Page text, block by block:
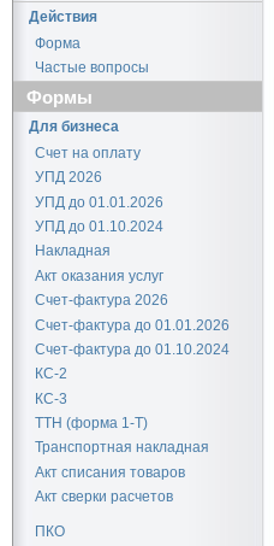
Действия
Форма
Частые вопросы
Формы
Для бизнеса
Счет на оплату
УПД 2026
УПД до 01.01.2026
УПД до 01.10.2024
Накладная
Акт оказания услуг
Счет-фактура 2026
Счет-фактура до 01.01.2026
Счет-фактура до 01.10.2024
КС-2
КС-3
ТТН (форма 1-Т)
Транспортная накладная
Акт списания товаров
Акт сверки расчетов
ПКО